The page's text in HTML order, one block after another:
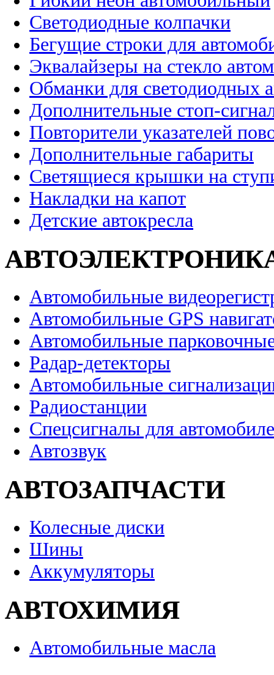
Светодиодные колпачки
Бегущие строки для
Эквалайзеры на стекло
Обманки для светодиодных
Дополнительные стоп-
Повторители указателей
Дополнительные габариты
Светящиеся крышки на
Накладки на капот
Детские автокресла
Автомобильные
Автомобильные GPS
Автомобильные
Радар-детекторы
Автомобильные
Радиостанции
Спецсигналы для
Автозвук
АВТОЗАПЧАСТИ
Колесные диски
Шины
Аккумуляторы
АВТОХИМИЯ
Автомобильные масла